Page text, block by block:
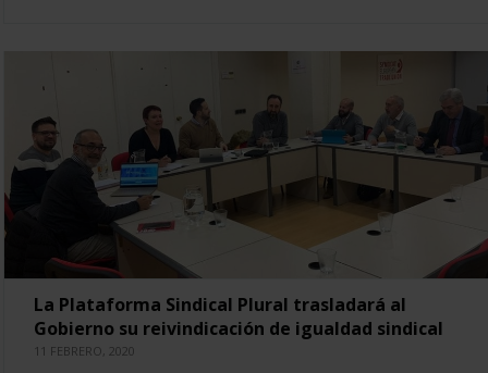
La Plataforma Sindical Plural trasladará al
Gobierno su reivindicación de igualdad sindical
11 FEBRERO, 2020